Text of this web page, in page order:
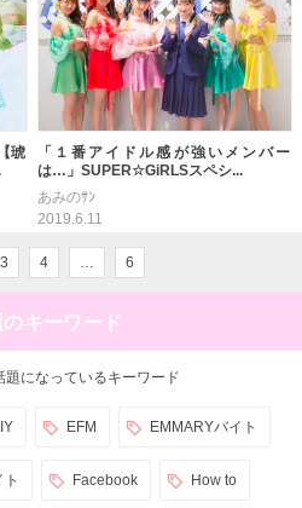
琥
「１番アイドル感が強いメンバー
は…」SUPER☆GiRLSスペシ...
あみのｻﾝ
2019.6.11
3 4 … 6
キーワード
題になっているキーワード
EFM EMMARYバイト
Facebook How to